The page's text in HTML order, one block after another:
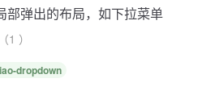
部弹出的布局，如下拉菜单
（1 ）
dropdown